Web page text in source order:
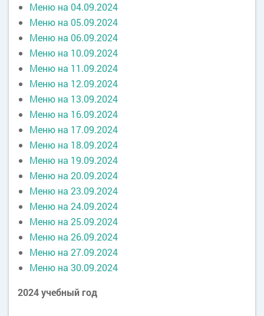
Меню на 04.09.2024
Меню на 05.09.2024
Меню на 06.09.2024
Меню на 10.09.2024
Меню на 11.09.2024
Меню на 12.09.2024
Меню на 13.09.2024
Меню на 16.09.2024
Меню на 17.09.2024
Меню на 18.09.2024
Меню на 19.09.2024
Меню на 20.09.2024
Меню на 23.09.2024
Меню на 24.09.2024
Меню на 25.09.2024
Меню на 26.09.2024
Меню на 27.09.2024
Меню на 30.09.2024
2024 учебный год